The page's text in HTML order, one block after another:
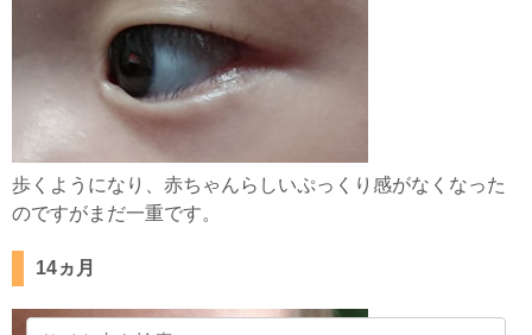
歩くようになり、赤ちゃんらしいぷっくり感がなくなった
のですがまだ一重です。
14ヵ月